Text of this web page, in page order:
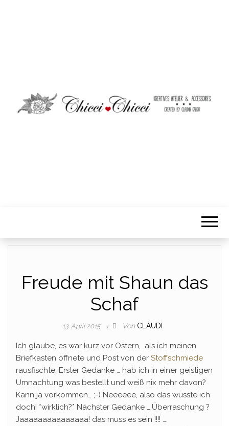
Freude mit Shaun das
Schaf
13. April 2015 1 Von CLAUDI
Ich glaube, es war kurz vor Ostern, als ich meinen
Briefkasten öffnete und Post von der Stoffschmiede
rausfischte. Erster Gedanke … hab ich in einer geistigen
Umnachtung was bestellt und weiß nix mehr davon?
Kann ja vorkommen… ;-) Neeeeee, also das wüsste ich
doch! *wirklich?* Nächster Gedanke ….Überraschung ?
Jaaaaaaaaaaaaaaa! das muss es sein !!!! ….